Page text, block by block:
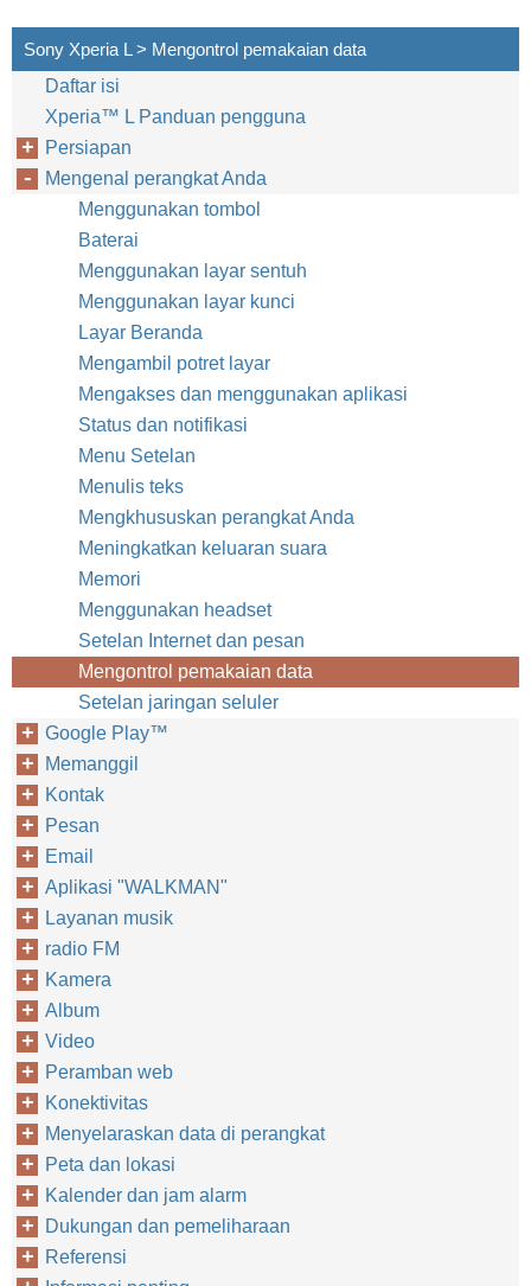
Sony Xperia L > Mengontrol pemakaian data
Daftar isi
Xperia™‎ L Panduan pengguna
Persiapan
Mengenal perangkat Anda
Menggunakan tombol
Baterai
Menggunakan layar sentuh
Menggunakan layar kunci
Layar Beranda
Mengambil potret layar
Mengakses dan menggunakan aplikasi
Status dan notifikasi
Menu Setelan
Menulis teks
Mengkhususkan perangkat Anda
Meningkatkan keluaran suara
Memori
Menggunakan headset
Setelan Internet dan pesan
Mengontrol pemakaian data
Setelan jaringan seluler
Google Play™‎
Memanggil
Kontak
Pesan
Email
Aplikasi "WALKMAN"
Layanan musik
radio FM
Kamera
Album
Video
Peramban web
Konektivitas
Menyelaraskan data di perangkat
Peta dan lokasi
Kalender dan jam alarm
Dukungan dan pemeliharaan
Referensi